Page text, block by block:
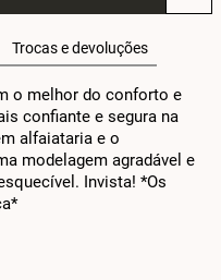
Trocas e devoluções
o melhor do conforto e
confiante e segura na
alfaiataria e o
modelagem agradável e
Invista! *Os